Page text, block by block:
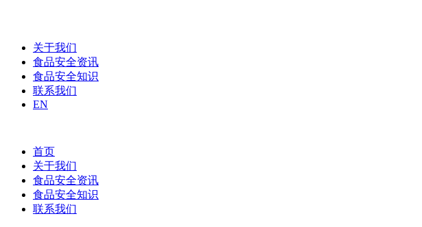
关于我们
食品安全资讯
食品安全知识
联系我们
EN
首页
关于我们
食品安全资讯
食品安全知识
联系我们